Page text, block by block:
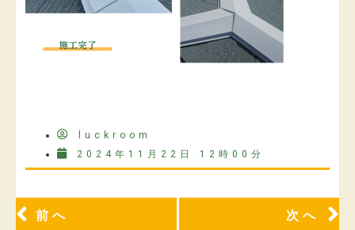
luckroom
2024年11月22日 12時00分
前へ 次へ